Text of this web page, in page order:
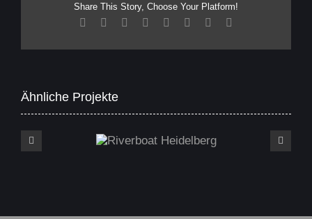
Share This Story, Choose Your Platform!
Facebook Reddit LinkedIn
TumblrPinterest
Ähnliche Projekte
Riverboat Heidelberg